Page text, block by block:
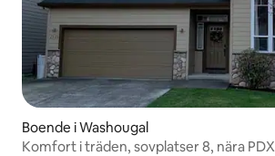
Boende i Washougal
Komfort i träden, sovplatser 8, nära PDX